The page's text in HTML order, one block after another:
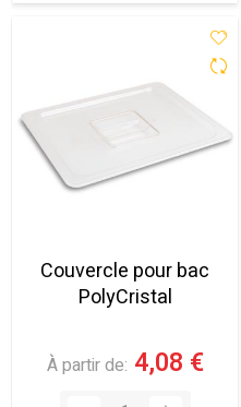
Couvercle pour bac
PolyCristal
À partir de 4,08 €